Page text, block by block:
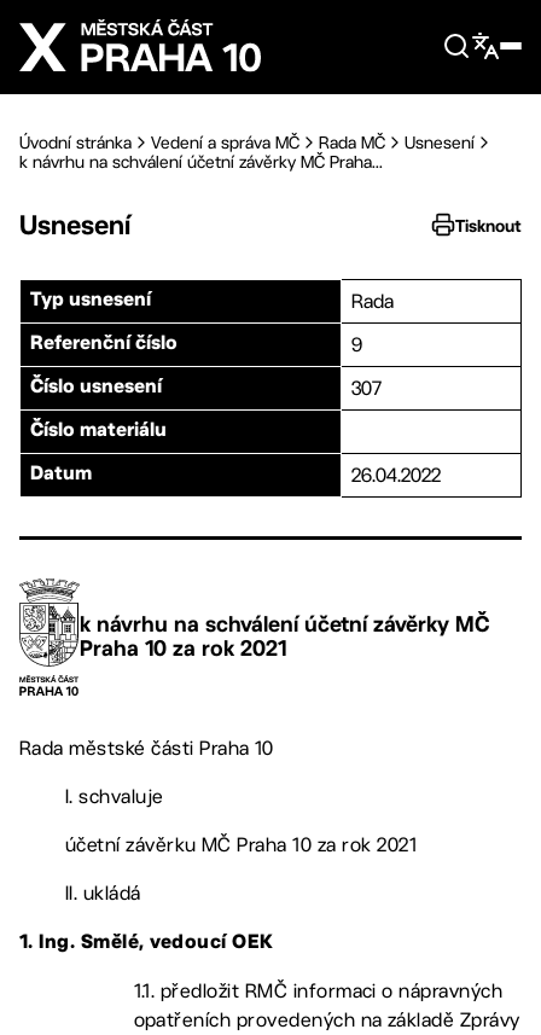
Přejít na hlavní obsah
Úvodní stránka Vedení a správa MČ Rada MČ
Usnesení
k návrhu na schválení účetní závěrky MČ Praha...
Usnesení Tisknout
Typ usnesení Rada
Referenční číslo 9
Číslo usnesení 307
Číslo materiálu
Datum 26.04.2022
k návrhu na schválení účetní závěrky MČ
Praha 10 za rok 2021
Rada městské části Praha 10
I. schvaluje
účetní závěrku MČ Praha 10 za rok 2021
II. ukládá
1. Ing. Smělé, vedoucí OEK
1.1. předložit RMČ informaci o nápravných
opatřeních provedených na základě Zprávy